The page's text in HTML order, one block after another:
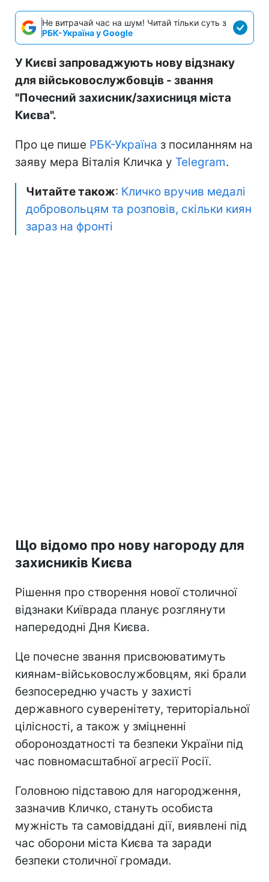
Не витрачай час на шум! Читай тільки суть з
РБК-Україна у Google
У Києві запроваджують нову відзнаку
для військовослужбовців - звання
"Почесний захисник/захисниця міста
Києва".
Про це пише РБК-Україна з посиланням на
заяву мера Віталія Кличка у Telegram.
Читайте також: Кличко вручив медалі
добровольцям та розповів, скільки киян
зараз на фронті
Що відомо про нову нагороду для
захисників Києва
Рішення про створення нової столичної
відзнаки Київрада планує розглянути
напередодні Дня Києва.
Це почесне звання присвоюватимуть
киянам-військовослужбовцям, які брали
безпосередню участь у захисті
державного суверенітету, територіальної
цілісності, а також у зміцненні
обороноздатності та безпеки України під
час повномасштабної агресії Росії.
Головною підставою для нагородження,
зазначив Кличко, стануть особиста
мужність та самовіддані дії, виявлені під
час оборони міста Києва та заради
безпеки столичної громади.